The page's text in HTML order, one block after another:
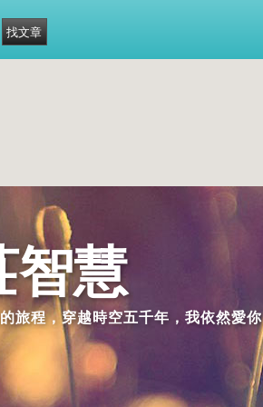
智慧
旅程，穿越時空五千年，我依然愛你